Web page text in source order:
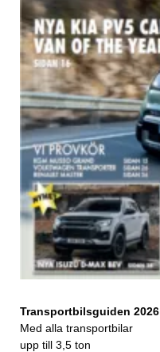
Transportbilsguiden 2026
Med alla transportbilar
upp till 3,5 ton